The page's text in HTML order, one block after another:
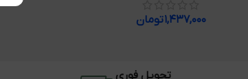
۱,۴۳۷,۰۰۰تومان
تحویل فوری